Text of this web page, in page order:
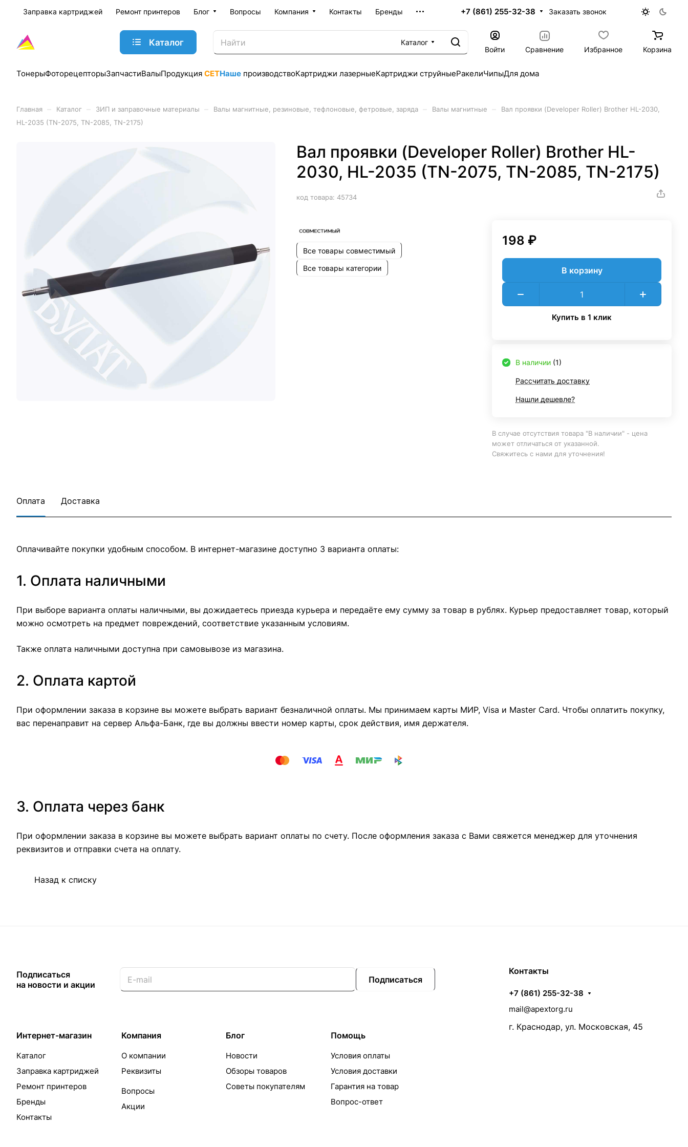
Заправка картриджей Ремонт принтеров Блог Вопросы Компания Контакты Бренды +7 (861) 255-32-38 Заказать звонок
Каталог
Каталог
Войти
Сравнение Избранное Корзина
ТонерыФоторецепторыЗапчастиВалыПродукция CETНаше производствоКартриджи лазерныеКартриджи струйныеРакелиЧипыДля дома
Главная Каталог ЗИП и заправочные материалы Валы магнитные, резиновые, тефлоновые, фетровые, заряда Валы магнитные
Вал проявки (Developer Roller) Brother HL-2030,
HL-2035 (TN-2075, TN-2085, TN-2175)
Вал проявки (Developer Roller) Brother HL-
2030, HL-2035 (TN-2075, TN-2085, TN-2175)
код товара: 45734
Все товары совместимый
Все товары категории
198 ₽
В корзину
Купить в 1 клик
В наличии (1)
Рассчитать доставку
Нашли дешевле?
В случае отсутствия товара "В наличии" - цена
может отличаться от указанной.
Свяжитесь с нами для уточнения!
Оплата Доставка
Оплачивайте покупки удобным способом. В интернет-магазине доступно 3 варианта оплаты:
1. Оплата наличными
При выборе варианта оплаты наличными, вы дожидаетесь приезда курьера и передаёте ему сумму за товар в рублях. Курьер предоставляет товар, который
можно осмотреть на предмет повреждений, соответствие указанным условиям.
Также оплата наличными доступна при самовывозе из магазина.
2. Оплата картой
При оформлении заказа в корзине вы можете выбрать вариант безналичной оплаты. Мы принимаем карты МИР, Visa и Master Card. Чтобы оплатить покупку,
вас перенаправит на сервер Альфа-Банк, где вы должны ввести номер карты, срок действия, имя держателя.
3. Оплата через банк
При оформлении заказа в корзине вы можете выбрать вариант оплаты по счету. После оформления заказа с Вами свяжется менеджер для уточнения
реквизитов и отправки счета на оплату.
Назад к списку
Подписаться
на новости и акции
Подписаться
Интернет-магазин
Каталог
Заправка картриджей
Ремонт принтеров
Бренды
Контакты
Компания
О компании
Реквизиты
Вопросы
Акции
Блог
Новости
Обзоры товаров
Советы покупателям
Помощь
Условия оплаты
Условия доставки
Гарантия на товар
Вопрос-ответ
Контакты
+7 (861) 255-32-38
mail@apextorg.ru
г. Краснодар, ул. Московская, 45